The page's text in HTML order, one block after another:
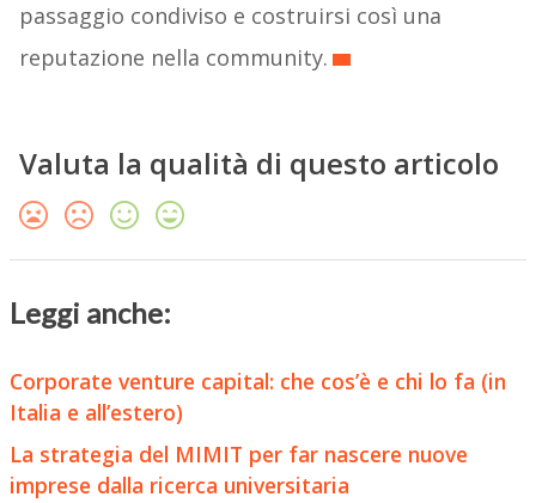
passaggio condiviso e costruirsi così una
reputazione nella community.
Valuta la qualità di questo articolo
Leggi anche:
Corporate venture capital: che cos’è e chi lo fa (in
Italia e all’estero)
La strategia del MIMIT per far nascere nuove
imprese dalla ricerca universitaria